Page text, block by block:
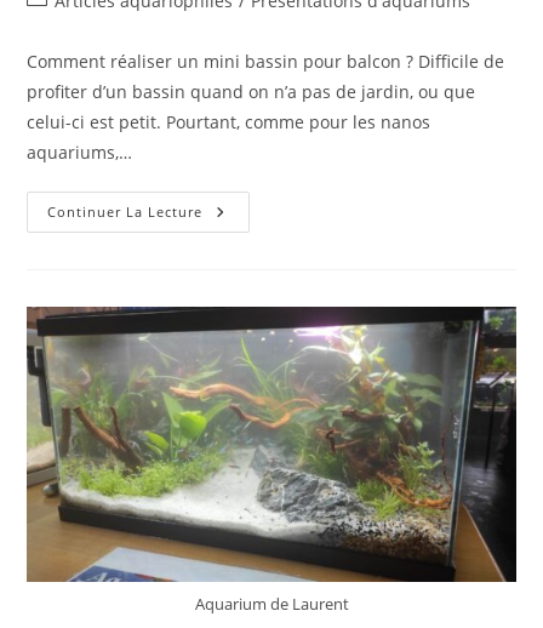
Comment réaliser un mini bassin pour balcon ? Difficile de
profiter d’un bassin quand on n’a pas de jardin, ou que
celui-ci est petit. Pourtant, comme pour les nanos
aquariums,…
Continuer La Lecture Un
Mini
Léo
Aquarium de Laurent